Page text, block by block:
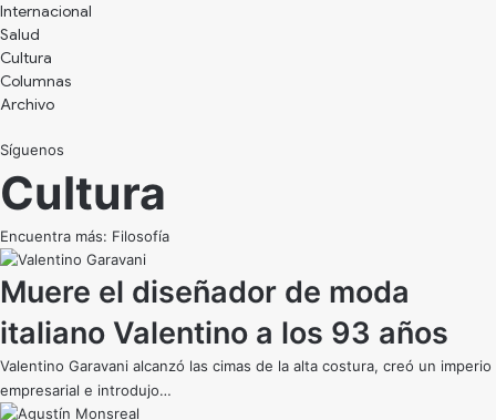
Internacional
Salud
Cultura
Archivo
Síguenos
Cultura
Encuentra más: Filosofía
Muere el diseñador de moda
italiano Valentino a los 93 años
Valentino Garavani alcanzó las cimas de la alta costura, creó un imperio
empresarial e introdujo…